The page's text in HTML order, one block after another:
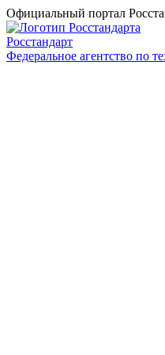
Официальный портал
Росстандарт
Федеральное агентство по